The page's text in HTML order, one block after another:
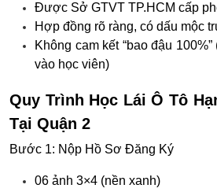
Được Sở GTVT TP.HCM cấp
Hợp đồng rõ ràng, có dấu mộc
Không cam kết “bao đậu
vào học viên)
Quy Trình Học Lái Ô Tô
Tại Quận 2
Bước 1: Nộp Hồ Sơ Đăng Ký
06 ảnh 3×4 (nền xanh)